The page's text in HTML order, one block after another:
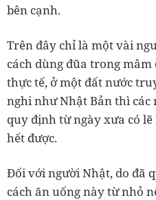
bên cạnh.
Trên đây chỉ là một vài
cách dùng đũa trong
thực tế, ở một đất nước
nghi như Nhật Bản thì các
quy định từ ngày xưa có
hết được.
Đối với người Nhật, do đã
cách ăn uống này từ nhỏ